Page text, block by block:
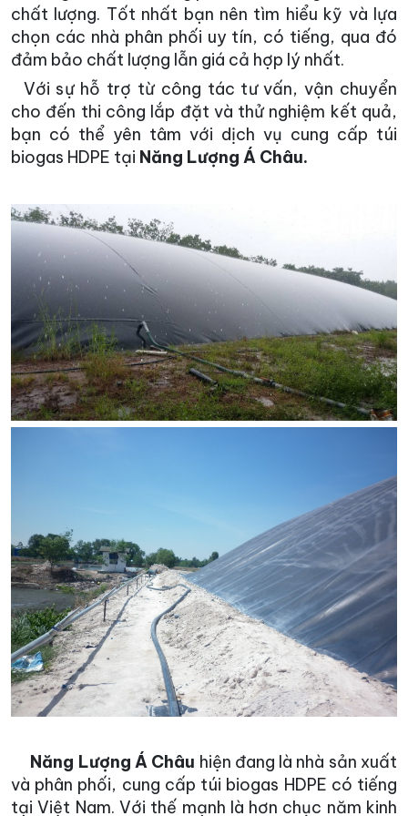
chất lượng. Tốt nhất bạn nên tìm hiểu kỹ và lựa
chọn các nhà phân phối uy tín, có tiếng, qua đó
đảm bảo chất lượng lẫn giá cả hợp lý nhất.
Với sự hỗ trợ từ công tác tư vấn, vận chuyển
cho đến thi công lắp đặt và thử nghiệm kết quả,
bạn có thể yên tâm với dịch vụ cung cấp túi
biogas HDPE tại Năng Lượng Á Châu.
Năng Lượng Á Châu hiện đang là nhà sản xuất
và phân phối, cung cấp túi biogas HDPE có tiếng
tại Việt Nam. Với thế mạnh là hơn chục năm kinh